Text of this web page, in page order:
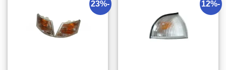
-12%
-23%